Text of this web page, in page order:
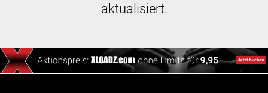
aktualisiert.